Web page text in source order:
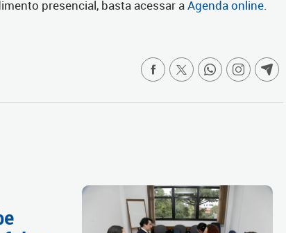
presencial, basta acessar aAgenda online.